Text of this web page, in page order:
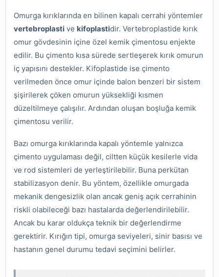
Omurga kırıklarında en bilinen kapalı cerrahi yöntemler
vertebroplasti ve kifoplastidir. Vertebroplastide kırık
omur gövdesinin içine özel kemik çimentosu enjekte
edilir. Bu çimento kısa sürede sertleşerek kırık omurun
iç yapısını destekler. Kifoplastide ise çimento
verilmeden önce omur içinde balon benzeri bir sistem
şişirilerek çöken omurun yüksekliği kısmen
düzeltilmeye çalışılır. Ardından oluşan boşluğa kemik
çimentosu verilir.
Bazı omurga kırıklarında kapalı yöntemle yalnızca
çimento uygulaması değil, ciltten küçük kesilerle vida
ve rod sistemleri de yerleştirilebilir. Buna perkütan
stabilizasyon denir. Bu yöntem, özellikle omurgada
mekanik dengesizlik olan ancak geniş açık cerrahinin
riskli olabileceği bazı hastalarda değerlendirilebilir.
Ancak bu karar oldukça teknik bir değerlendirme
gerektirir. Kırığın tipi, omurga seviyeleri, sinir basısı ve
hastanın genel durumu tedavi seçimini belirler.